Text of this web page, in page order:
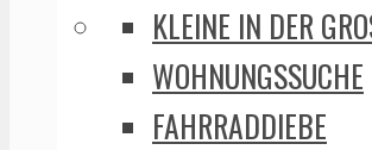
KLEINE IN DER
WOHNUNGSSUCHE
FAHRRADDIEBE